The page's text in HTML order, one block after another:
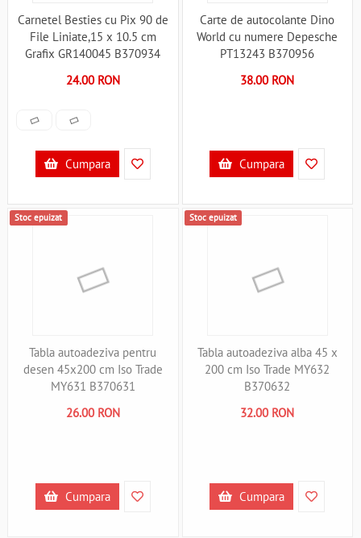
Carnetel Besties cu Pix 90 de
File Liniate,15 x 10.5 cm
Grafix GR140045 B370934
24.00 RON
Cumpara
Carte de autocolante Dino
World cu numere Depesche
PT13243 B370956
38.00 RON
Cumpara
Stoc epuizat
Tabla autoadeziva pentru
desen 45x200 cm Iso Trade
MY631 B370631
26.00 RON
Cumpara
Stoc epuizat
Tabla autoadeziva alba 45 x
200 cm Iso Trade MY632
B370632
32.00 RON
Cumpara